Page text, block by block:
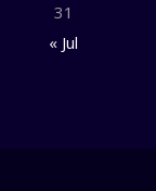
31
« Jul